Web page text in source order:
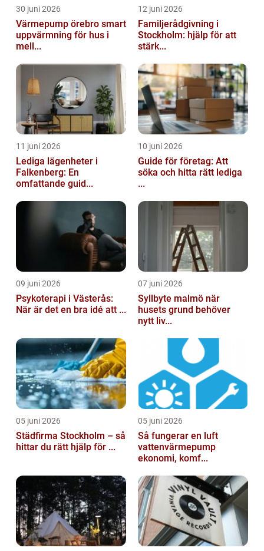
30 juni 2026
Värmepump örebro smart
uppvärmning för hus i
mell...
12 juni 2026
Familjerådgivning i
Stockholm: hjälp för att
stärk...
11 juni 2026
Lediga lägenheter i
Falkenberg: En
omfattande guid...
10 juni 2026
Guide för företag: Att
söka och hitta rätt lediga
...
09 juni 2026
Psykoterapi i Västerås:
När är det en bra idé att ...
07 juni 2026
Syllbyte malmö när
husets grund behöver
nytt liv...
05 juni 2026
Städfirma Stockholm – så
hittar du rätt hjälp för ...
05 juni 2026
Så fungerar en luft
vattenvärmepump
ekonomi, komf...